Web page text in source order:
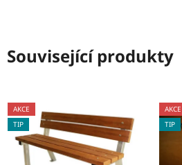
Související produkty
AKCE
TIP
AKCE
TIP